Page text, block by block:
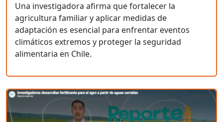
Una investigadora afirma que fortalecer la
agricultura familiar y aplicar medidas de
adaptación es esencial para enfrentar eventos
climáticos extremos y proteger la seguridad
alimentaria en Chile.